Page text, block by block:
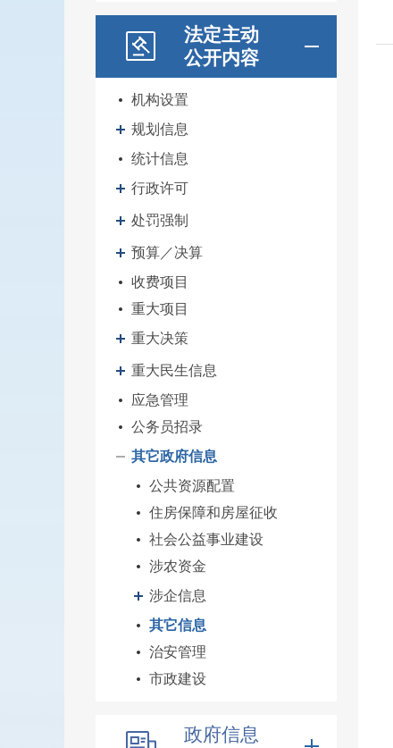
法定主动
公开内容
机构设置
规划信息
统计信息
行政许可
处罚强制
预算／决算
收费项目
重大项目
重大决策
重大民生信息
应急管理
公务员招录
其它政府信息
公共资源配置
住房保障和房屋征收
社会公益事业建设
涉农资金
涉企信息
其它信息
治安管理
市政建设
政府信息